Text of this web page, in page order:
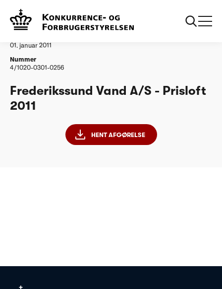
Vandtilsyn
01. januar 2011
Nummer
4/1020-0301-0256
Frederikssund Vand A/S - Prisloft
2011
HENT AFGØRELSE